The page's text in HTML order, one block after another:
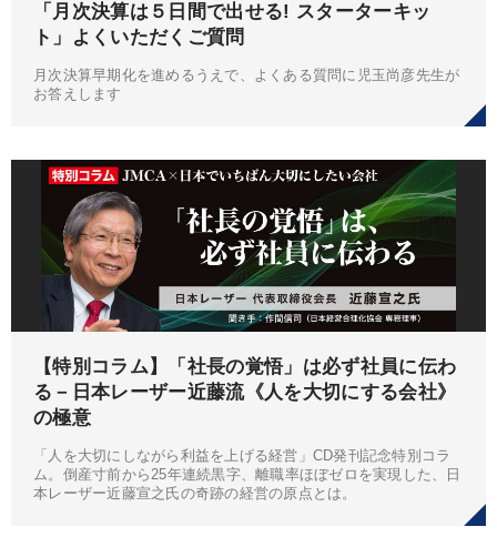
「月次決算は５日間で出せる! スターターキッ
ト」よくいただくご質問
月次決算早期化を進めるうえで、よくある質問に児玉尚彦先生が
お答えします
【特別コラム】「社長の覚悟」は必ず社員に伝わ
る－日本レーザー近藤流《人を大切にする会社》
の極意
「人を大切にしながら利益を上げる経営」CD発刊記念特別コラ
ム。倒産寸前から25年連続黒字、離職率ほぼゼロを実現した、日
本レーザー近藤宣之氏の奇跡の経営の原点とは。